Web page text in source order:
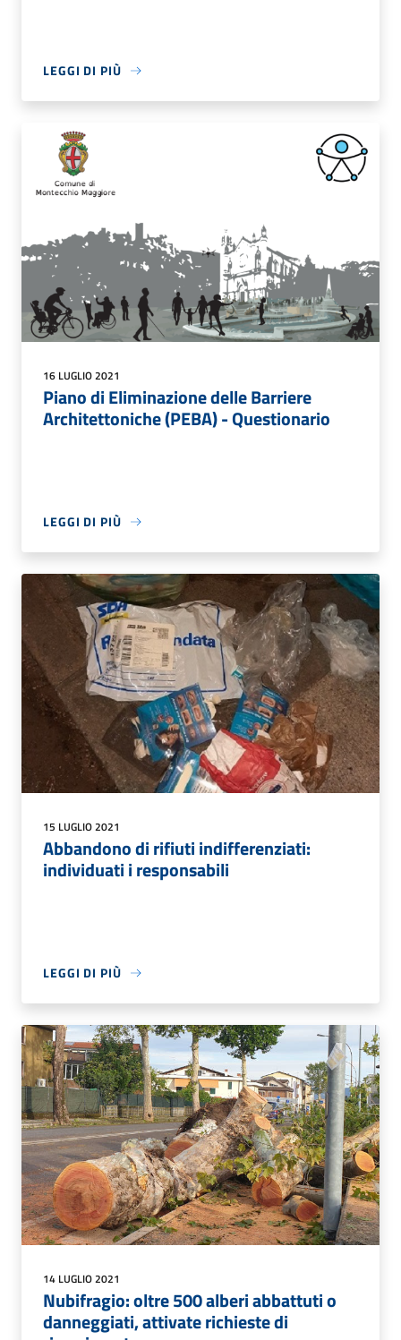
LEGGI DI PIÙ
16 LUGLIO 2021
Piano di Eliminazione delle Barriere
Architettoniche (PEBA) - Questionario
LEGGI DI PIÙ
15 LUGLIO 2021
Abbandono di rifiuti indifferenziati:
individuati i responsabili
LEGGI DI PIÙ
14 LUGLIO 2021
Nubifragio: oltre 500 alberi abbattuti o
danneggiati, attivate richieste di